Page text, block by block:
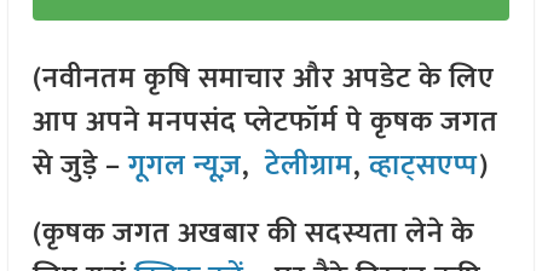
(नवीनतम कृषि समाचार और अपडेट के लिए
आप अपने मनपसंद प्लेटफॉर्म पे कृषक जगत
से जुड़े –गूगल न्यूज़,टेलीग्राम,व्हाट्सएप्प)
(कृषक जगत अखबार की सदस्यता लेने के